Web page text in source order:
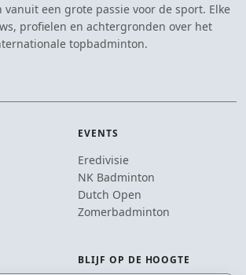
vanuit een grote passie voor de sport. Elke
profielen en achtergronden over het
topbadminton.
EVENTS
Eredivisie
NK Badminton
Dutch Open
Zomerbadminton
BLIJF OP DE HOOGTE